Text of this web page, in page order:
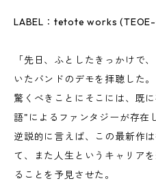
LABEL：tetote works
「先日、ふとしたきっかけで
いたバンドのデモを拝聴した。
驚くべきことにそこには、既
語"によるファンタジーが存在
逆説的に言えば、この最新作
て、また人生というキャリア
ることを予見させた。